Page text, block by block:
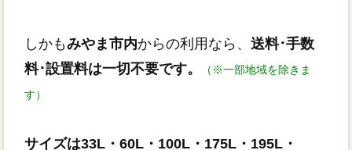
しかもみやま市内からの利用なら、 送料･手数
料･設置料は一切不要です。
（※一部地域を除きま
す）
サイズは33L・60L・100L・175L・195L・